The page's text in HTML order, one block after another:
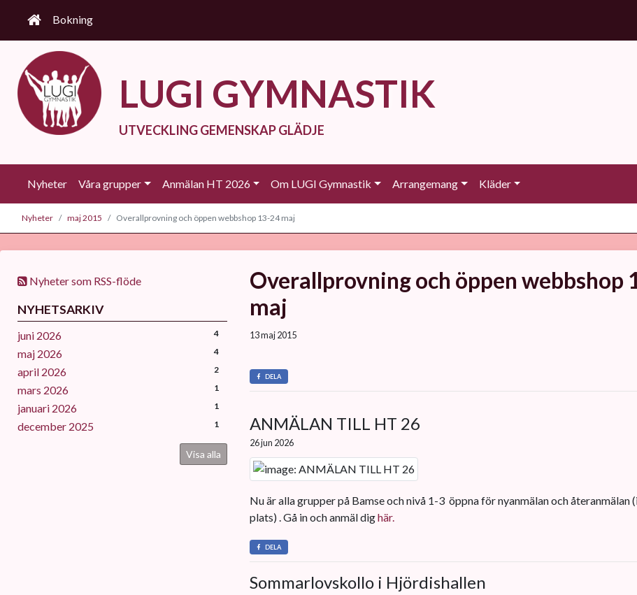
Bokning
LUGI GYMNASTIK
UTVECKLING GEMENSKAP GLÄDJE
Nyheter Våra grupper Anmälan HT 2026 Om LUGI Gymnastik Arrangemang Kläder
Nyheter maj 2015 Overallprovning och öppen webbshop 13-24 maj
Nyheter som RSS-flöde
NYHETSARKIV
juni 2026 4
maj 2026 4
april 2026 2
mars 2026 1
januari 2026 1
december 2025 1
Visa alla
Overallprovning och öppen webbshop
maj
13 maj 2015
DELA
ANMÄLAN TILL HT 26
26 jun 2026
Nu är alla grupper på Bamse och nivå 1-3 öppna för nyanmälan och återanmälan
plats) . Gå in och anmäl dighär.
DELA
Sommarlovskollo i Hjördishallen